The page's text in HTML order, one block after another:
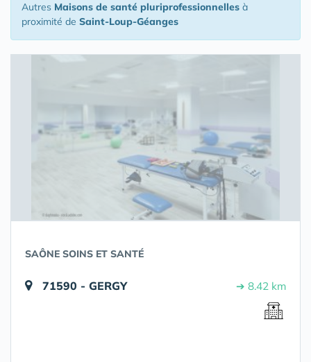
Autres Maisons de santé pluriprofessionnelles à
proximité de Saint-Loup-Géanges
SAÔNE SOINS ET SANTÉ
71590 - GERGY ➔ 8.42 km